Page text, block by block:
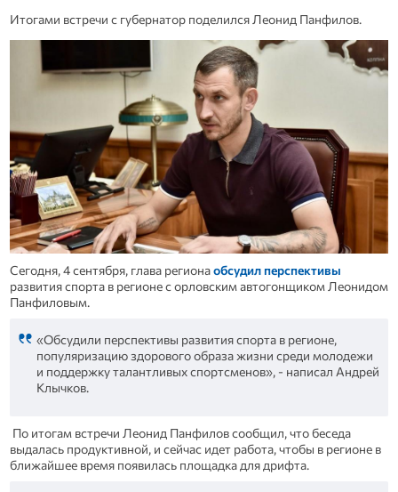
Итогами встречи с губернатор поделился Леонид Панфилов.
Сегодня, 4 сентября, глава регионаобсудил перспективы
развития спорта в регионе с орловским автогонщиком Леонидом
Панфиловым.
«Обсудили перспективы развития спорта в регионе,
популяризацию здорового образа жизни среди молодежи
и поддержку талантливых спортсменов», - написал Андрей
Клычков.
По итогам встречи Леонид Панфилов сообщил, что беседа
выдалась продуктивной, и сейчас идет работа, чтобы в регионе в
ближайшее время появилась площадка для дрифта.